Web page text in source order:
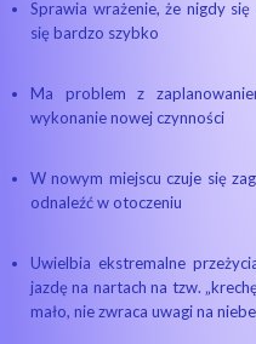
Sprawia wrażenie, że nigdy
się bardzo szybko
Ma problem z
wykonanie nowej czynności
W nowym miejscu czuje się
odnaleźć w otoczeniu
Uwielbia ekstremalne
jazdę na nartach na tzw.
mało, nie zwraca uwagi na